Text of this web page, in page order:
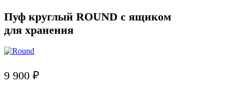
Пуф круглый ROUND с ящиком
для хранения
9 900 ₽